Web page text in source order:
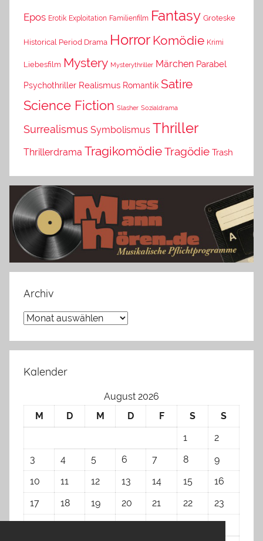
Epos Erotik Exploitation Familienfilm Fantasy Groteske
Historical Period Drama Horror Komödie Krimi
Liebesfilm Mystery Mysterythriller Märchen Parabel
Psychothriller Realismus Romantik Satire
Science Fiction Slasher Sozialdrama
Surrealismus Symbolismus Thriller
Thrillerdrama TragikomödieTragödie Trash
Archiv
Archiv
Kalender
August 2026
M
D M D F S
S
1
2
3
4 5 6 7 8
9
10
11 12 13 14 15
16
17
18 19 20 21 22
23
24
25 26 27 28 29
30